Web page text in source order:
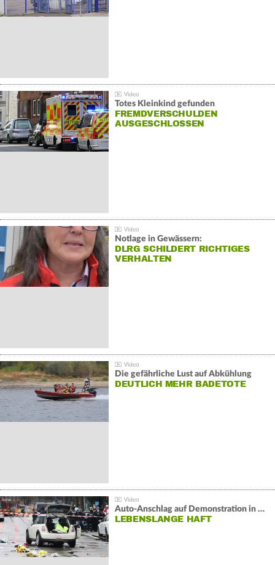
Totes Kleinkind gefunden
FREMDVERSCHULDEN
AUSGESCHLOSSEN
Notlage in Gewässern:
DLRG SCHILDERT RICHTIGES
VERHALTEN
Die gefährliche Lust auf Abkühlung
DEUTLICH MEHR BADETOTE
Auto-Anschlag auf Demonstration in München:
LEBENSLANGE HAFT